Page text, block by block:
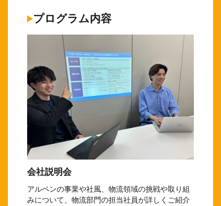
プログラム内容
会社説明会
アルペンの事業や社風、物流領域の挑戦や取り組
みについて、物流部門の担当社員が詳しくご紹介